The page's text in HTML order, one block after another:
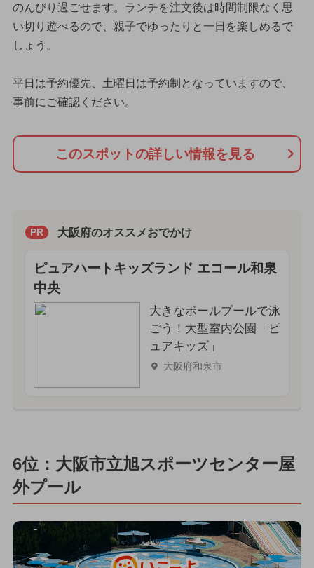
のんびり過ごせます。ランチを注文後は時間制限なく思
い切り遊べるので、親子でゆったりと一日を楽しめるで
しょう。
平日は予約優先、土曜日は予約制となっていますので、
事前にご確認ください。
このスポットの詳しい情報を見る
PR 大阪府のオススメおでかけ
ピュアハートキッズランド エコール和泉
中央
大きなボールプールで泳
ごう！大型室内公園「ピ
ュアキッズ」
大阪府和泉市
6位：大阪市立旭スポーツセンター屋
外プール